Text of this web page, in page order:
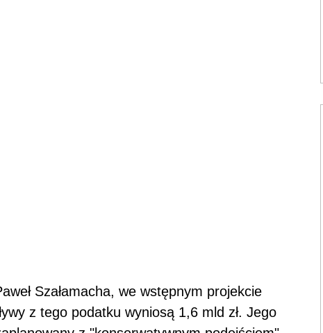
Szałamacha, we wstępnym projekcie
z tego podatku wyniosą 1,6 mld zł. Jego